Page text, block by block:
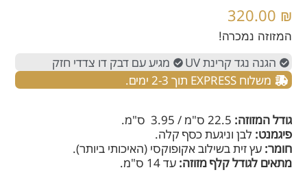
320.00 ₪
המזוזה נמכרה!
הגנה נגד קרינת UV
מגיע עם דבק דו צדדי חזק
משלוח EXPRESS תוך 2-3 ימים.
גודל המזוזה:
פיגמנט: לבן וניגעת כסף קלה.
חומר:עץ זית בשילוב אקופוקסי (האיכותי ביותר).
מתאים לגודל קלף מזוזה: עד 14 ס"מ.